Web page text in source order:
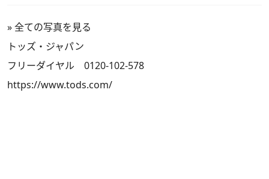
»全ての写真を見る
トッズ・ジャパン
フリーダイヤル 0120-102-578
https://www.tods.com/